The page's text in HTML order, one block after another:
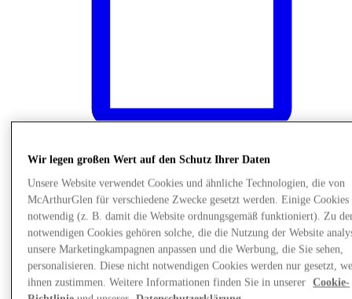
News
Wir legen großen Wert auf den Schutz Ihrer Daten
Unsere Website verwendet Cookies und ähnliche Technologien, die von
McArthurGlen für verschiedene Zwecke gesetzt werden. Einige Cookies
notwendig (z. B. damit die Website ordnungsgemäß funktioniert). Zu
notwendigen Cookies gehören solche, die die Nutzung der Website
unsere Marketingkampagnen anpassen und die Werbung, die Sie sehen,
personalisieren. Diese nicht notwendigen Cookies werden nur gesetzt,
ihnen zustimmen. Weitere Informationen finden Sie in unserer
Cookie-